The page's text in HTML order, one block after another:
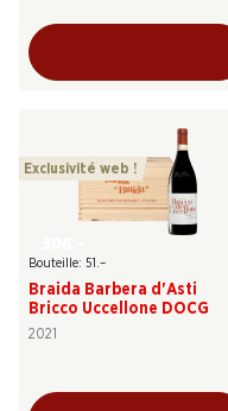
Exclusivité web !
Bouteille: 51.–
Braida Barbera d'Asti
Bricco Uccellone DOCG
2021